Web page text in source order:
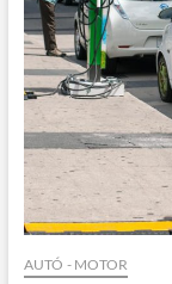
AUTÓ - MOTOR